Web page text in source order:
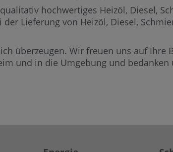
hochwertiges Heizöl, Diesel,
Lieferung von Heizöl, Diesel,
überzeugen. Wir freuen uns auf Ihre
und in die Umgebung und